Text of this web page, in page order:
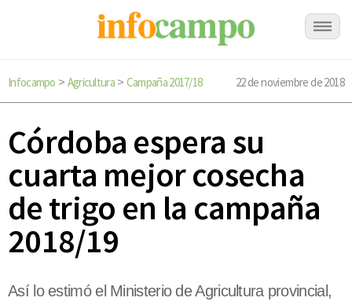
Infocampo > Agricultura> Campaña 2017/18 22 de noviembre de 2018
Córdoba espera su
cuarta mejor cosecha
de trigo en la campaña
2018/19
Así lo estimó el Ministerio de Agricultura provincial,